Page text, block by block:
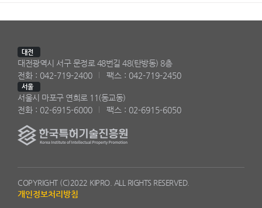
대전
대전광역시 서구 문정로 48번길 48(탄방동) 8층
전화 : 042-719-2400
팩스 : 042-719-2450
서울
서울시 마포구 연희로 11(동교동)
전화 : 02-6915-6000
팩스 : 02-6915-6050
COPYRIGHT (C)2022 KIPRO. ALL RIGHTS RESERVED.
개인정보처리방침